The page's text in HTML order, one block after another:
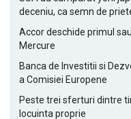
deceniu, ca semn de
Accor deschide primul
Mercure
Banca de Investitii si
a Comisiei Europene
Peste trei sferturi dintre
locuinta proprie